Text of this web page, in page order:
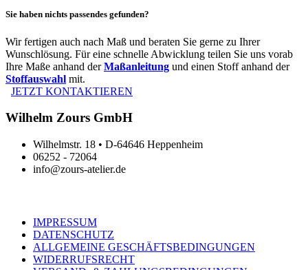
Sie haben nichts passendes gefunden?
Wir fertigen auch nach Maß und beraten Sie gerne zu Ihrer
Wunschlösung. Für eine schnelle Abwicklung teilen Sie uns vorab
Ihre Maße anhand derMaßanleitung und einen Stoff anhand der
Stoffauswahl mit.
JETZT KONTAKTIEREN
Wilhelm Zours GmbH
Wilhelmstr. 18 • D-64646 Heppenheim
06252 - 72064
info@zours-atelier.de
IMPRESSUM
DATENSCHUTZ
ALLGEMEINE GESCHÄFTSBEDINGUNGEN
WIDERRUFSRECHT